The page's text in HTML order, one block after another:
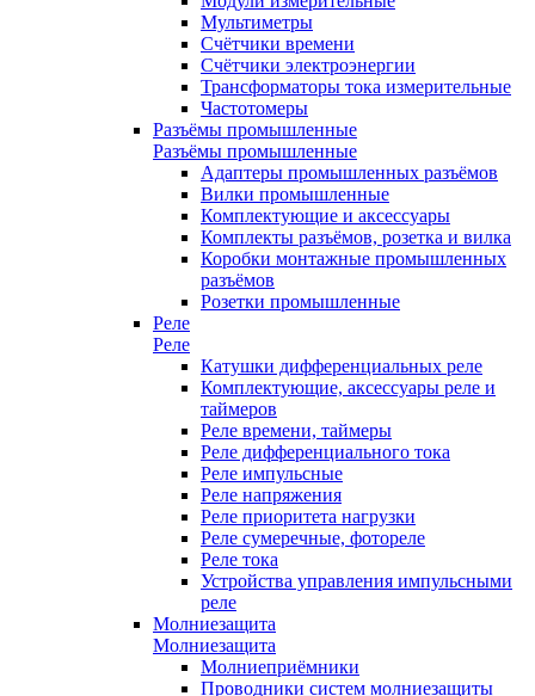
Мультиметры
Счётчики времени
Счётчики электроэнергии
Трансформаторы тока измерительные
Частотомеры
Разъёмы промышленные
Разъёмы промышленные
Адаптеры промышленных разъёмов
Вилки промышленные
Комплектующие и аксессуары
Комплекты разъёмов, розетка и вилка
Коробки монтажные промышленных
разъёмов
Розетки промышленные
Реле
Реле
Катушки дифференциальных реле
Комплектующие, аксессуары реле и
таймеров
Реле времени, таймеры
Реле дифференциального тока
Реле импульсные
Реле напряжения
Реле приоритета нагрузки
Реле сумеречные, фотореле
Реле тока
Устройства управления импульсными
реле
Молниезащита
Молниезащита
Молниеприёмники
Проводники систем молниезащиты